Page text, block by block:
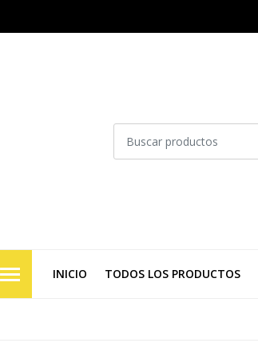
INICIO TODOS LOS PRODUCTOS